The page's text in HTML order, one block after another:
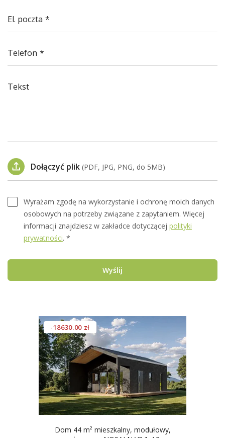
El. poczta
Telefon
Tekst
Dołączyć plik (PDF, JPG, PNG, do 5MB)
Wyrażam zgodę na wykorzystanie i ochronę moich danych
osobowych na potrzeby związane z zapytaniem. Więcej
informacji znajdziesz w zakładce dotyczącej polityki
prywatności. *
Wyślij
-18630.00 zł
Dom 44 m² mieszkalny, modułowy,